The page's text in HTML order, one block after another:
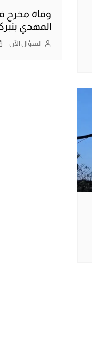
وفاة مخرج
المهدي
السؤال الآن